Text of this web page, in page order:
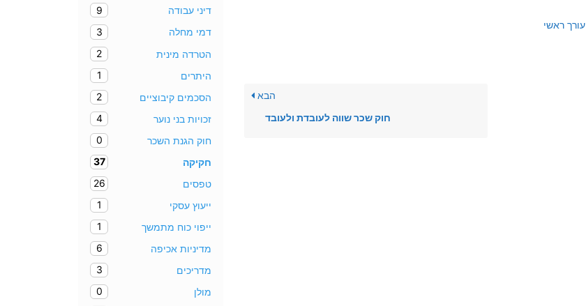
עורך ראשי
הבא
חוק שכר שווה לעובדת ולעובד
דיני עבודה
9
דמי מחלה
3
הטרדה מינית
2
היתרים
1
הסכמים קיבוציים
2
זכויות בני נוער
4
חוק הגנת השכר
0
חקיקה
37
טפסים
26
ייעוץ עסקי
1
ייפוי כוח מתמשך
1
מדיניות אכיפה
6
מדריכים
3
מולן
0